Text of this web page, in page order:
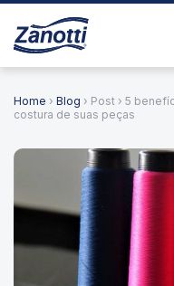
Home › Blog › Post › 5
costura de suas peças